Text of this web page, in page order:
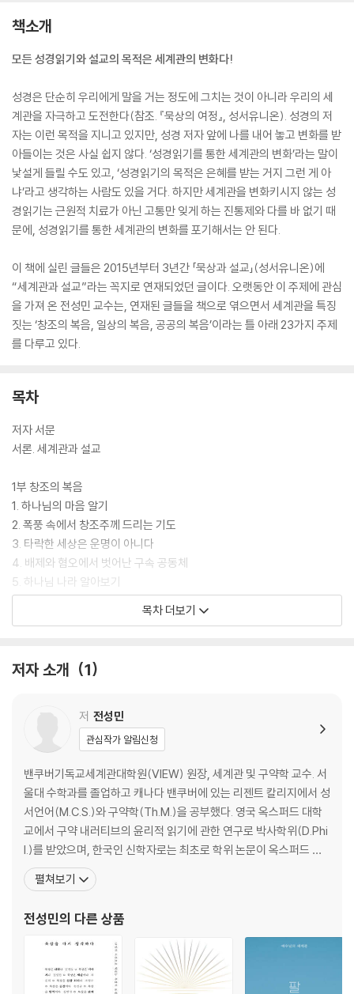
책소개
모든 성경읽기와 설교의 목적은 세계관의 변화다!
성경은 단순히 우리에게 말을 거는 정도에 그치는 것이 아니라 우리의 세
계관을 자극하고 도전한다(참조. 『묵상의 여정』, 성서유니온). 성경의 저
자는 이런 목적을 지니고 있지만, 성경 저자 앞에 나를 내어 놓고 변화를 받
아들이는 것은 사실 쉽지 않다. ‘성경읽기를 통한 세계관의 변화’라는 말이
낯설게 들릴 수도 있고, ‘성경읽기의 목적은 은혜를 받는 거지 그런 게 아
냐’라고 생각하는 사람도 있을 거다. 하지만 세계관을 변화키시지 않는 성
경읽기는 근원적 치료가 아닌 고통만 잊게 하는 진통제와 다를 바 없기 때
문에, 성경읽기를 통한 세계관의 변화를 포기해서는 안 된다.
이 책에 실린 글들은 2015년부터 3년간 「묵상과 설교」(성서유니온)에
“세계관과 설교”라는 꼭지로 연재되었던 글이다. 오랫동안 이 주제에 관심
을 가져 온 전성민 교수는, 연재된 글들을 책으로 엮으면서 세계관을 특징
짓는 ‘창조의 복음, 일상의 복음, 공공의 복음’이라는 틀 아래 23가지 주제
를 다루고 있다.
목차
저자 서문
서론. 세계관과 설교
1부 창조의 복음
1. 하나님의 마음 알기
2. 폭풍 속에서 창조주께 드리는 기도
3. 타락한 세상은 운명이 아니다
4. 배제와 혐오에서 벗어난 구속 공동체
5. 하나님 나라 알아보기
6. 성경 이야기와 복음
2부 일상의 복음
10. 일과 안식: 일상의 예배
11. 공동체: 하나님과 사람의 존재 방식
12. 음식: 삶과 몸에 체화된 세계관
13. 거룩: 일상을 살아가는 원리
14. 소명: 세상을 위한 부르심
15. 세상: 하나님의 활동 무대
16. 선교: 하나님의, 하나님에 의한, 하나님을 위한.
3부 공공의 복음
17. 휴머니즘: 하나님의 형상에 근거한 인간의 동등한 존엄성
19. 상식: 창조주 하나님이 사람에게 주신 지혜
20. 국가: 하나님의 종
21. 시민불복종: 권력의 착각을 깨뜨리는 하나님의 통치 드러내기
22. 윤리: 이야기가 형성하는 성품, 이야기가 폭로하는 세상
목차 더보기
저자 소개 1
저 전성민
관심작가 알림신청
밴쿠버기독교세계관대학원(VIEW) 원장, 세계관 및 구약학 교수. 서
울대 수학과를 졸업하고 캐나다 밴쿠버에 있는 리젠트 칼리지에서 성
서언어(M.C.S.)와 구약학(Th.M.)을 공부했다. 영국 옥스퍼드 대학
교에서 구약 내러티브의 윤리적 읽기에 관한 연구로 박사학위(D.Phi
l.)를 받았으며, 한국인 신학자로는 최초로 학위 논문이 옥스퍼드 신
학 및 종교학 단행본 총서로 출판되었다(Ethics and Biblical Narra
tive). 구약성경을 통해 한국 교회의 윤리적 문제를 성찰하는 연구들
펼쳐보기
전성민의 다른 상품